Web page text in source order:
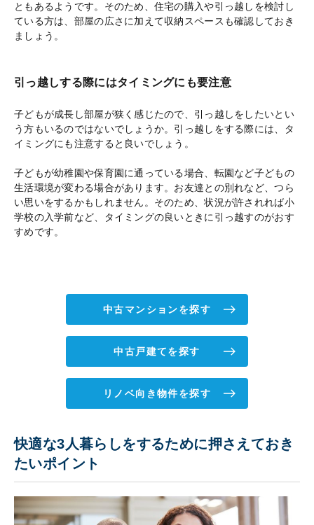
ともあるようです。そのため、住宅の購入や引っ越しを検討し
ている方は、部屋の広さに加えて収納スペースも確認しておき
ましょう。
引っ越しする際にはタイミングにも要注意
子どもが成長し部屋が狭く感じたので、引っ越しをしたいとい
う方もいるのではないでしょうか。引っ越しをする際には、タ
イミングにも注意すると良いでしょう。
子どもが幼稚園や保育園に通っている場合、転園など子どもの
生活環境が変わる場合があります。お友達との別れなど、つら
い思いをするかもしれません。そのため、状況が許されれば小
学校の入学前など、タイミングの良いときに引っ越すのがおす
すめです。
中古マンションを探す
中古戸建てを探す
リノベ向き物件を探す
快適な3人暮らしをするために押さえておき
たいポイント